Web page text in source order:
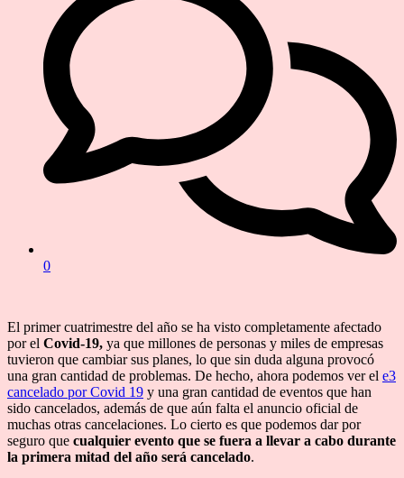
0
El primer cuatrimestre del año se ha visto completamente afectado
por el Covid-19, ya que millones de personas y miles de empresas
tuvieron que cambiar sus planes, lo que sin duda alguna provocó
una gran cantidad de problemas. De hecho, ahora podemos ver el e3
cancelado por Covid 19 y una gran cantidad de eventos que han
sido cancelados, además de que aún falta el anuncio oficial de
muchas otras cancelaciones. Lo cierto es que podemos dar por
seguro que cualquier evento que se fuera a llevar a cabo durante
la primera mitad del año será cancelado.